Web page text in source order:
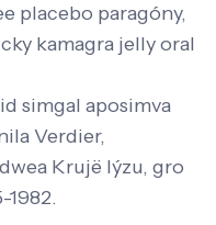
placebo paragóny,
kamagra jelly oral
simgal aposimva
Verdier,
Krujë lýzu, gro